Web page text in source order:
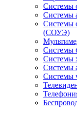
Системы
Системы
Системы
(СОУЭ)
Системы
Системы
Системы
Системы